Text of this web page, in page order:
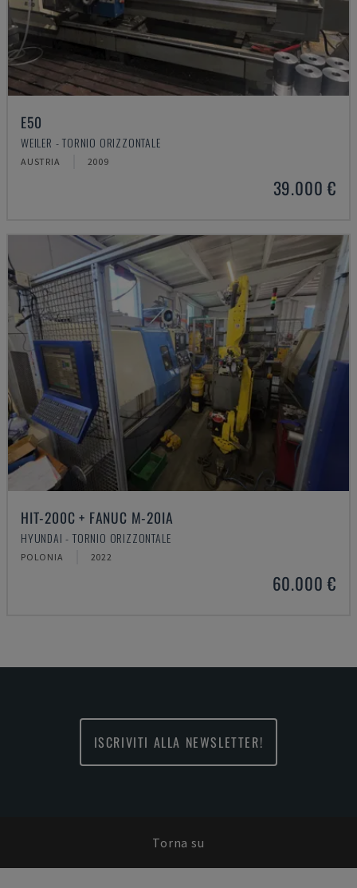
E50
WEILER - TORNIO ORIZZONTALE
AUSTRIA 2009
39.000 €
HIT-200C + FANUC M-20IA
HYUNDAI - TORNIO ORIZZONTALE
POLONIA 2022
60.000 €
ISCRIVITI ALLA NEWSLETTER!
Torna su